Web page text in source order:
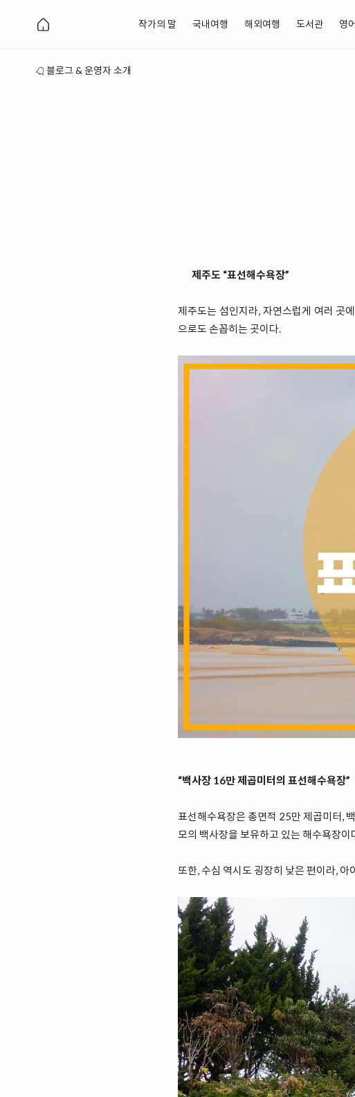
작가의 말 국내여행 해외여행 도서관 영
블로그 & 운영자 소개
제주도 “표선해수욕장”
제주도는 섬인지라, 자연스럽게 여러 곳
으로도 손꼽히는 곳이다.
“백사장 16만 제곱미터의 표선해수욕장”
표선해수욕장은 총면적 25만 제곱미터,
모의 백사장을 보유하고 있는 해수욕장이
또한, 수심 역시도 굉장히 낮은 편이라,